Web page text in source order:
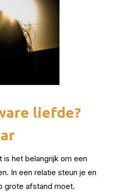
liefde?
is het belangrijk om een
In een relatie steun je en
grote afstand moet.